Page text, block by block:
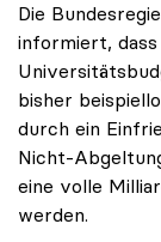
Die
informiert,
bisher
durch ein
Nicht-
eine volle
werden.